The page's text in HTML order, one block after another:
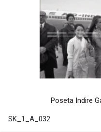
Poseta Indire
SK_1_A_032